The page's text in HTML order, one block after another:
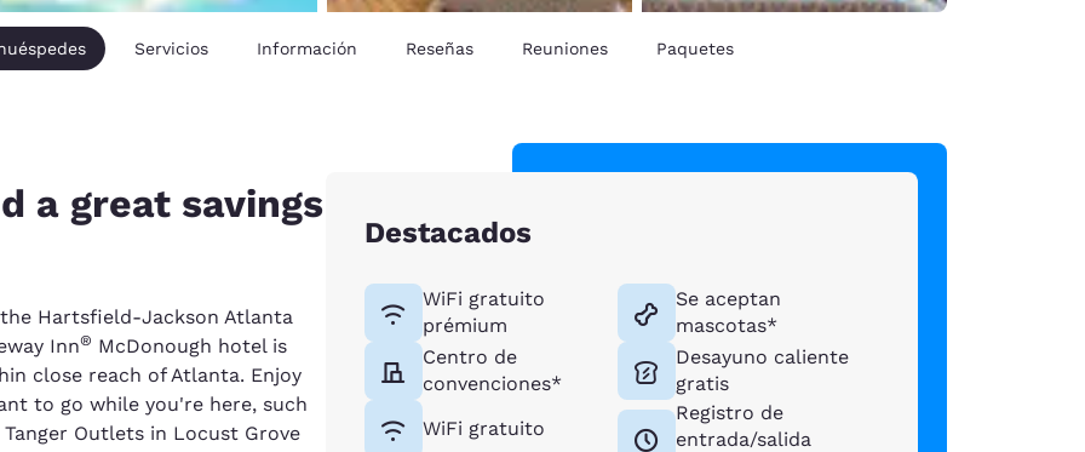
Servicios Información Reseñas Reuniones Paquetes
a great savings
Hartsfield-Jackson Atlanta
Inn® McDonough hotel is
close reach of Atlanta. Enjoy
to go while you're here, such
Outlets in Locust Grove
Destacados
WiFi gratuito
prémium
Centro de
convenciones*
WiFi gratuito
Se aceptan
mascotas*
Desayuno caliente
gratis
Registro de
entrada/salida